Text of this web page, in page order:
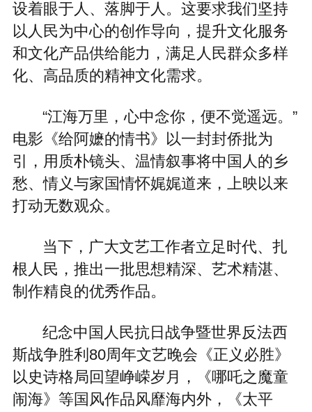
设着眼于人、落脚于人。这要求我们坚持
以人民为中心的创作导向，提升文化服务
和文化产品供给能力，满足人民群众多样
化、高品质的精神文化需求。
“江海万里，心中念你，便不觉遥远。”
电影《给阿嬷的情书》以一封封侨批为
引，用质朴镜头、温情叙事将中国人的乡
愁、情义与家国情怀娓娓道来，上映以来
打动无数观众。
当下，广大文艺工作者立足时代、扎
根人民，推出一批思想精深、艺术精湛、
制作精良的优秀作品。
纪念中国人民抗日战争暨世界反法西
斯战争胜利80周年文艺晚会《正义必胜》
以史诗格局回望峥嵘岁月，《哪吒之魔童
闹海》等国风作品风靡海内外，《太平